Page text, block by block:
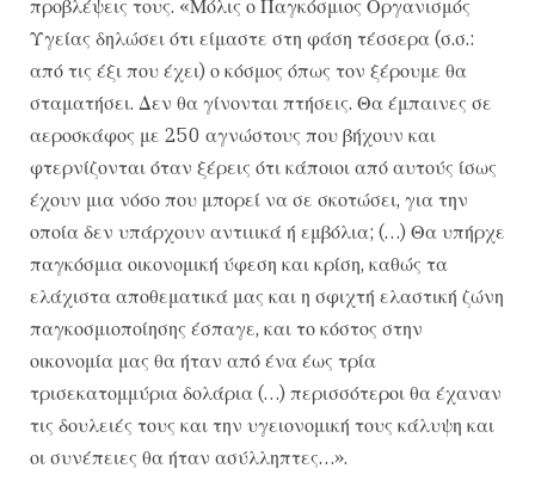
προβλέψεις τους. «Μόλις ο Παγκόσμιος Οργανισμός
Υγείας δηλώσει ότι είμαστε στη φάση τέσσερα (σ.σ.:
από τις έξι που έχει) ο κόσμος όπως τον ξέρουμε θα
σταματήσει. Δεν θα γίνονται πτήσεις. Θα έμπαινες σε
αεροσκάφος με 250 αγνώστους που βήχουν και
φτερνίζονται όταν ξέρεις ότι κάποιοι από αυτούς ίσως
έχουν μια νόσο που μπορεί να σε σκοτώσει, για την
οποία δεν υπάρχουν αντιιικά ή εμβόλια; (…) Θα υπήρχε
παγκόσμια οικονομική ύφεση και κρίση, καθώς τα
ελάχιστα αποθεματικά μας και η σφιχτή ελαστική ζώνη
παγκοσμιοποίησης έσπαγε, και το κόστος στην
οικονομία μας θα ήταν από ένα έως τρία
τρισεκατομμύρια δολάρια (…) περισσότεροι θα έχαναν
τις δουλειές τους και την υγειονομική τους κάλυψη και
οι συνέπειες θα ήταν ασύλληπτες…».